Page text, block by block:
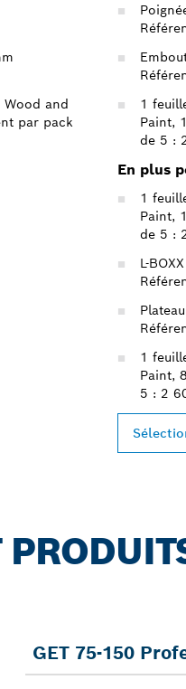
and
par pack
1
Paint,
de 5 :
En plus
1
Paint,
de 5 :
L-
1
Paint,
5 : 2
GET 75-150